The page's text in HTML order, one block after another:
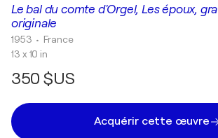
Le bal du comte d'Orgel, Les époux,
originale
1953 • France
13 x 10 in
350 $US
Acquérir cette œuvre